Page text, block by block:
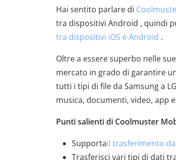
Hai sentito parlare di
tra dispositivi Android , quindi
tra dispositivi iOS e Android .
Oltre a essere superbo nelle
mercato in grado di garantire
tutti i tipi di file da Samsung a
musica, documenti, video, app
Punti salienti di Coolmuster
Supportail trasferimento
Trasferisci vari tipi di dati